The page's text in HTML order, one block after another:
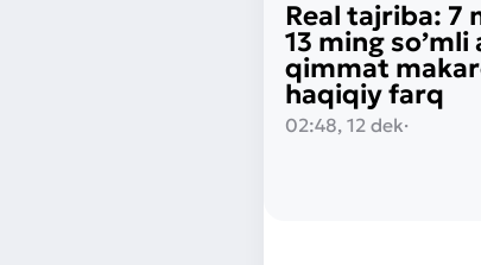
Real tajriba: 7
13 ming so’mli
qimmat
haqiqiy farq
02:48, 12 dek·